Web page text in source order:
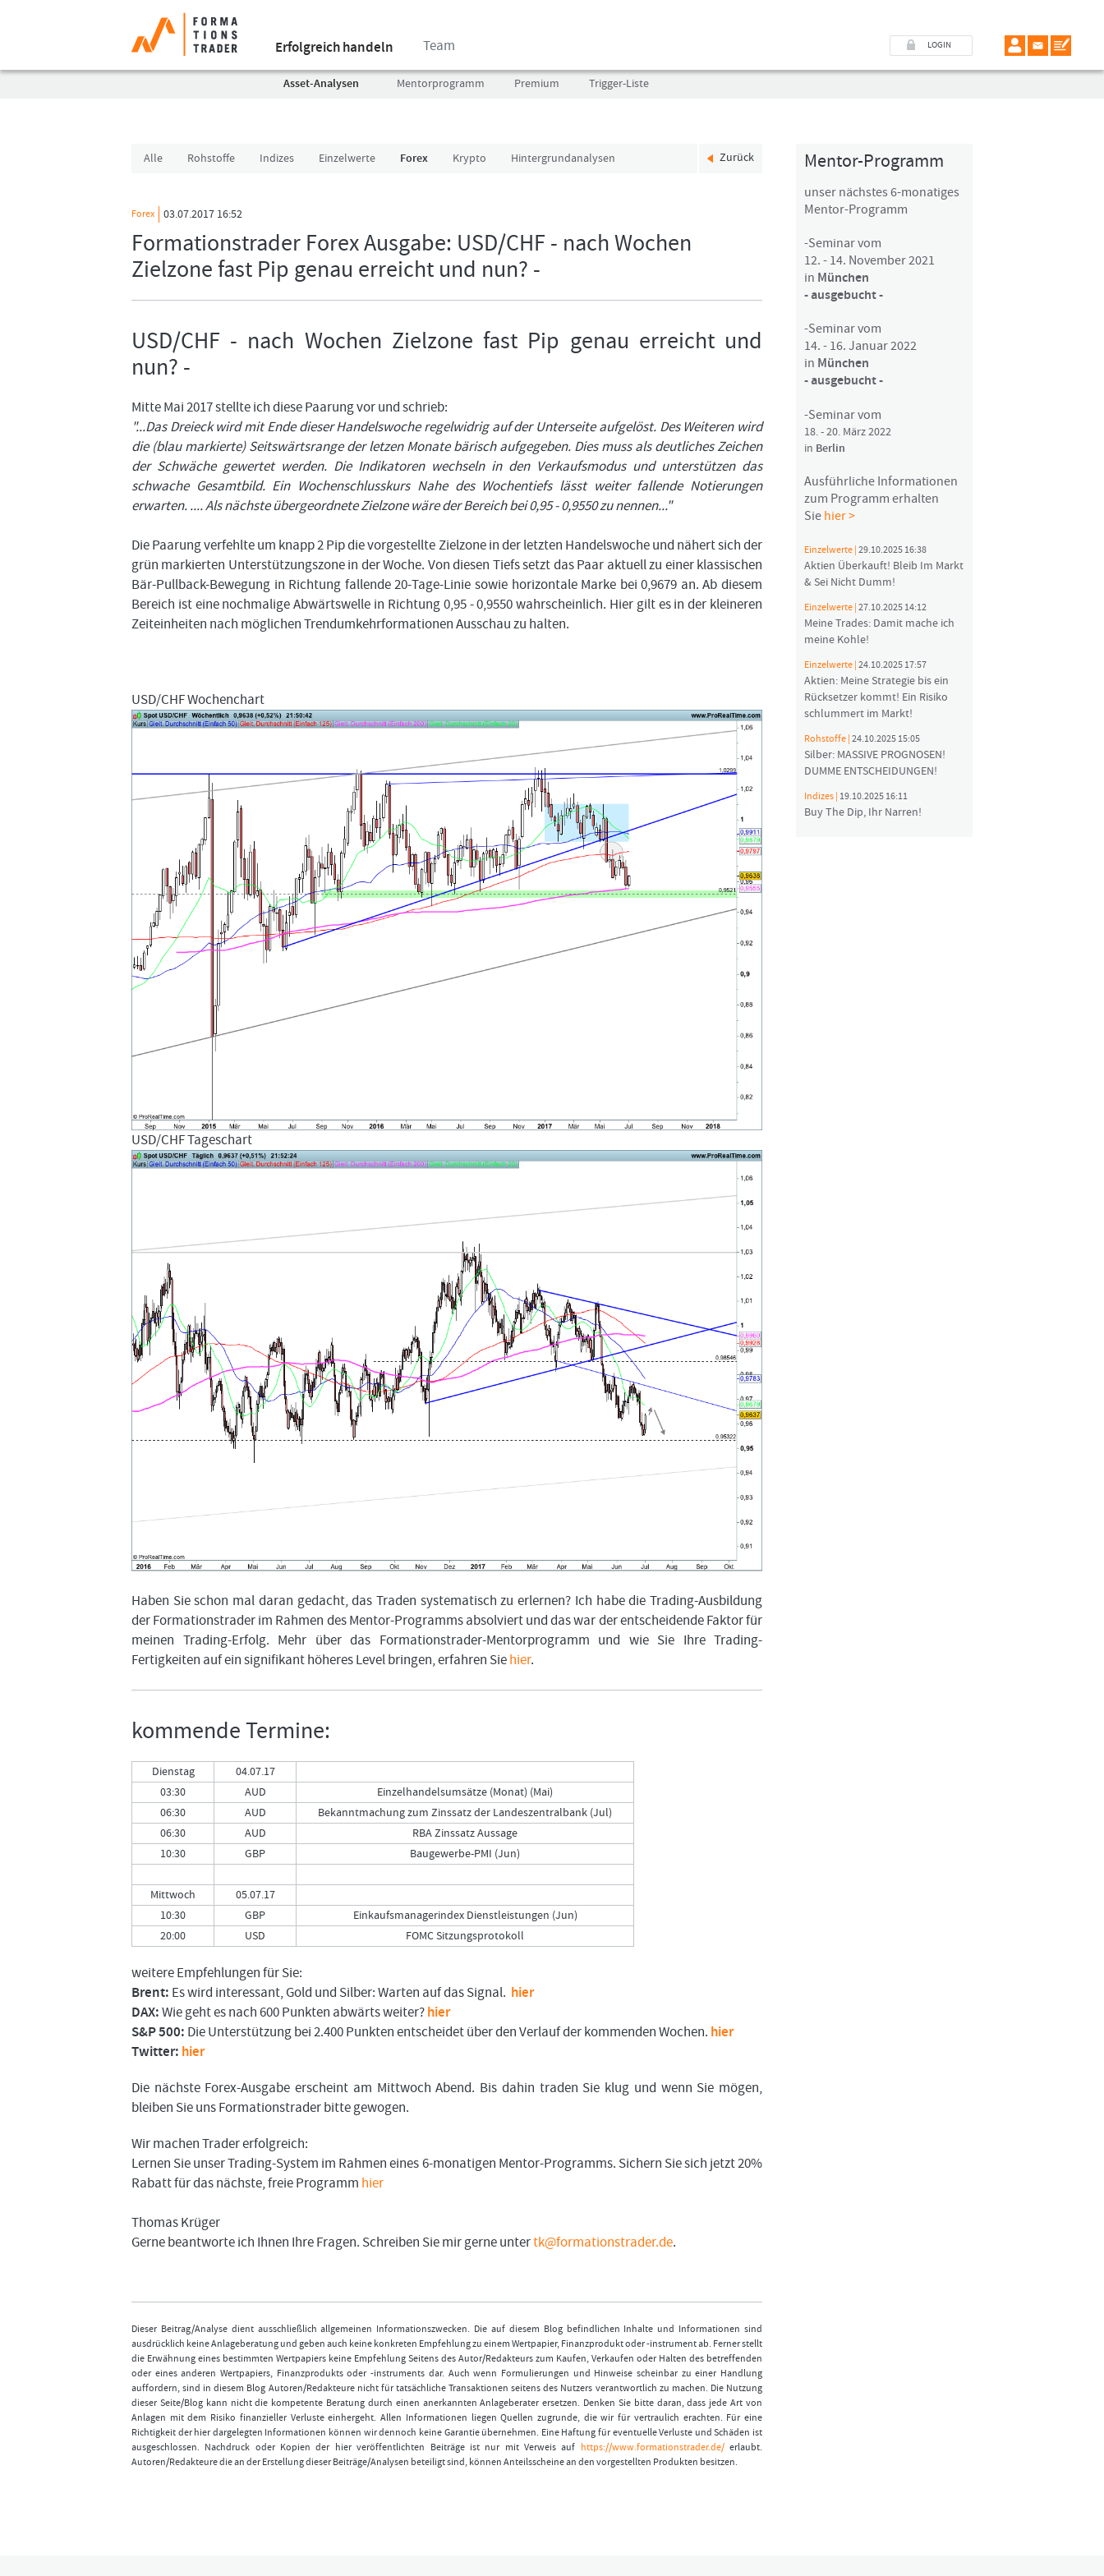
Erfolgreich handeln Team LOGIN
Asset-Analysen Mentorprogramm Premium Trigger-Liste
Alle Rohstoffe Indizes Einzelwerte Forex Krypto Hintergrundanalysen
Forex 03.07.2017 16:52
Formationstrader Forex Ausgabe: USD/CHF - nach Wochen
Zielzone fast Pip genau erreicht und nun? -
USD/CHF - nach Wochen Zielzone fast Pip genau erreicht und
nun? -
Mitte Mai 2017 stellte ich diese Paarung vor und schrieb:
"...Das Dreieck wird mit Ende dieser Handelswoche regelwidrig auf der Unterseite aufgelöst. Des Weiteren wird
die (blau markierte) Seitswärtsrange der letzen Monate bärisch aufgegeben. Dies muss als deutliches Zeichen
der Schwäche gewertet werden. Die Indikatoren wechseln in den Verkaufsmodus und unterstützen das
schwache Gesamtbild. Ein Wochenschlusskurs Nahe des Wochentiefs lässt weiter fallende Notierungen
erwarten. .... Als nächste übergeordnete Zielzone wäre der Bereich bei 0,95 - 0,9550 zu nennen..."
Die Paarung verfehlte um knapp 2 Pip die vorgestellte Zielzone in der letzten Handelswoche und nähert sich der
grün markierten Unterstützungszone in der Woche. Von diesen Tiefs setzt das Paar aktuell zu einer klassischen
Bär-Pullback-Bewegung in Richtung fallende 20-Tage-Linie sowie horizontale Marke bei 0,9679 an. Ab diesem
Bereich ist eine nochmalige Abwärtswelle in Richtung 0,95 - 0,9550 wahrscheinlich. Hier gilt es in der kleineren
Zeiteinheiten nach möglichen Trendumkehrformationen Ausschau zu halten.
USD/CHF Wochenchart
USD/CHF Tageschart
Haben Sie schon mal daran gedacht, das Traden systematisch zu erlernen? Ich habe die Trading-Ausbildung
der Formationstrader im Rahmen des Mentor-Programms absolviert und das war der entscheidende Faktor für
meinen Trading-Erfolg. Mehr über das Formationstrader-Mentorprogramm und wie Sie Ihre Trading-
Fertigkeiten auf ein signifikant höheres Level bringen, erfahren Siehier.
kommende Termine:
Dienstag
04.07.17
03:30
AUD
Einzelhandelsumsätze (Monat) (Mai)
06:30
AUD
Bekanntmachung zum Zinssatz der Landeszentralbank (Jul)
06:30
AUD
RBA Zinssatz Aussage
10:30
GBP Baugewerbe-PMI (Jun)
Mittwoch
05.07.17
10:30
GBP
Einkaufsmanagerindex Dienstleistungen (Jun)
20:00
USD FOMC Sitzungsprotokoll
weitere Empfehlungen für Sie:
Brent: Es wird interessant, Gold und Silber: Warten auf das Signal. hier
DAX:Wie geht es nach 600 Punkten abwärts weiter?hier
S&P 500: Die Unterstützung bei 2.400 Punkten entscheidet über den Verlauf der kommenden Wochen. hier
Twitter: hier
Die nächste Forex-Ausgabe erscheint am Mittwoch Abend. Bis dahin traden Sie klug und wenn Sie mögen,
bleiben Sie uns Formationstrader bitte gewogen.
Wir machen Trader erfolgreich:
Lernen Sie unser Trading-System im Rahmen eines 6-monatigen Mentor-Programms. Sichern Sie sich jetzt 20%
Rabatt für das nächste, freie Programm hier
Thomas Krüger
Gerne beantworte ich Ihnen Ihre Fragen. Schreiben Sie mir gerne untertk@formationstrader.de.
Zurück
Dieser Beitrag/Analyse dient ausschließlich allgemeinen Informationszwecken. Die auf diesem Blog befindlichen Inhalte und Informationen sind
ausdrücklich keine Anlageberatung und geben auch keine konkreten Empfehlung zu einem Wertpapier, Finanzprodukt oder -instrument ab. Ferner stellt
die Erwähnung eines bestimmten Wertpapiers keine Empfehlung Seitens des Autor/Redakteurs zum Kaufen, Verkaufen oder Halten des betreffenden
oder eines anderen Wertpapiers, Finanzprodukts oder -instruments dar. Auch wenn Formulierungen und Hinweise scheinbar zu einer Handlung
auffordern, sind in diesem Blog Autoren/Redakteure nicht für tatsächliche Transaktionen seitens des Nutzers verantwortlich zu machen. Die Nutzung
dieser Seite/Blog kann nicht die kompetente Beratung durch einen anerkannten Anlageberater ersetzen. Denken Sie bitte daran, dass jede Art von
Anlagen mit dem Risiko finanzieller Verluste einhergeht. Allen Informationen liegen Quellen zugrunde, die wir für vertraulich erachten. Für eine
Richtigkeit der hier dargelegten Informationen können wir dennoch keine Garantie übernehmen. Eine Haftung für eventuelle Verluste und Schäden ist
ausgeschlossen. Nachdruck oder Kopien der hier veröffentlichten Beiträge ist nur mit Verweis auf https://www.formationstrader.de/erlaubt.
Autoren/Redakteure die an der Erstellung dieser Beiträge/Analysen beteiligt sind, können Anteilsscheine an den vorgestellten Produkten besitzen.
Mentor-Programm
unser nächstes 6-monatiges
Mentor-Programm
-Seminar vom
12. - 14. November 2021
in München
- ausgebucht -
-Seminar vom
14. - 16. Januar 2022
in München
- ausgebucht -
-Seminar vom
18. - 20. März 2022
in Berlin
Ausführliche Informationen
zum Programm erhalten
Sie hier >
Einzelwerte | 29.10.2025 16:38
Aktien Überkauft! Bleib Im Markt
& Sei Nicht Dumm!
Einzelwerte | 27.10.2025 14:12
Meine Trades: Damit mache ich
meine Kohle!
Einzelwerte | 24.10.2025 17:57
Aktien: Meine Strategie bis ein
Rücksetzer kommt! Ein Risiko
schlummert im Markt!
Rohstoffe | 24.10.2025 15:05
Silber: MASSIVE PROGNOSEN!
DUMME ENTSCHEIDUNGEN!
Indizes | 19.10.2025 16:11
Buy The Dip, Ihr Narren!
Adresse
in
LOGIN
Passwort
vergessen
und
jetzt?
Programm
User-
auf
„Formationstrader
werden“,
finden
Sie
Online-
Shop
das
Angebot.